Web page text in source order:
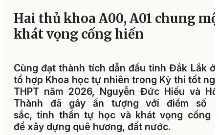
Hai thủ khoa A00, A01 chung
khát vọng cống hiến
Cùng đạt thành tích dẫn đầu tỉnh Đắk Lắk ở
tổ hợp Khoa học tự nhiên trong Kỳ thi tốt
THPT năm 2026, Nguyễn Đức Hiếu và
Thành đã gây ấn tượng với điểm số
sắc, tinh thần tự học và khát vọng cống
để xây dựng quê hương, đất nước.